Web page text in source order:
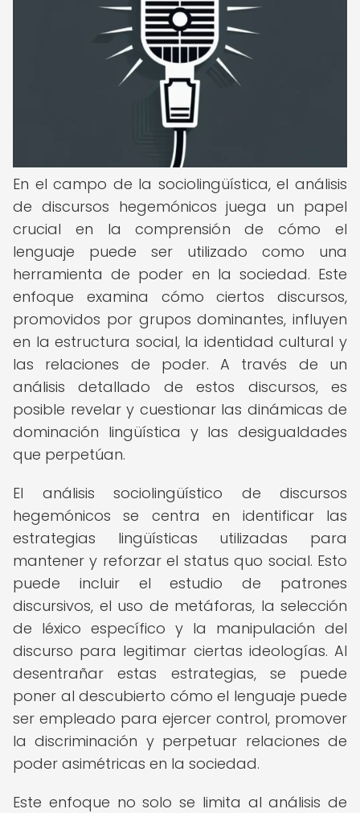
En el campo de la sociolingüística, el análisis
de discursos hegemónicos juega un papel
crucial en la comprensión de cómo el
lenguaje puede ser utilizado como una
herramienta de poder en la sociedad. Este
enfoque examina cómo ciertos discursos,
promovidos por grupos dominantes, influyen
en la estructura social, la identidad cultural y
las relaciones de poder. A través de un
análisis detallado de estos discursos, es
posible revelar y cuestionar las dinámicas de
dominación lingüística y las desigualdades
que perpetúan.
El análisis sociolingüístico de discursos
hegemónicos se centra en identificar las
estrategias lingüísticas utilizadas para
mantener y reforzar el status quo social. Esto
puede incluir el estudio de patrones
discursivos, el uso de metáforas, la selección
de léxico específico y la manipulación del
discurso para legitimar ciertas ideologías. Al
desentrañar estas estrategias, se puede
poner al descubierto cómo el lenguaje puede
ser empleado para ejercer control, promover
la discriminación y perpetuar relaciones de
poder asimétricas en la sociedad.
Este enfoque no solo se limita al análisis de